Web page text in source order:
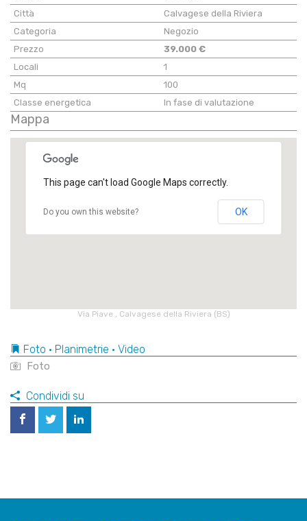
Città
Calvagese della Riviera
Categoria
Negozio
Prezzo
39.000 €
Locali
1
Mq
100
Classe energetica
In fase di valutazione
Mappa
This page can't load Google Maps correctly.
Do you own this website? OK
Via Piave , Calvagese della Riviera (BS)
Foto • Planimetrie • Video
Foto
Condividi su